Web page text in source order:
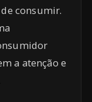
consumir.
a atenção e